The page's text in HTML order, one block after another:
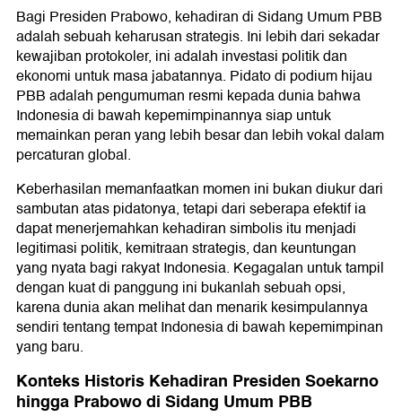
Bagi Presiden Prabowo, kehadiran di Sidang Umum PBB
adalah sebuah keharusan strategis. Ini lebih dari sekadar
kewajiban protokoler, ini adalah investasi politik dan
ekonomi untuk masa jabatannya. Pidato di podium hijau
PBB adalah pengumuman resmi kepada dunia bahwa
Indonesia di bawah kepemimpinannya siap untuk
memainkan peran yang lebih besar dan lebih vokal dalam
percaturan global.
Keberhasilan memanfaatkan momen ini bukan diukur dari
sambutan atas pidatonya, tetapi dari seberapa efektif ia
dapat menerjemahkan kehadiran simbolis itu menjadi
legitimasi politik, kemitraan strategis, dan keuntungan
yang nyata bagi rakyat Indonesia. Kegagalan untuk tampil
dengan kuat di panggung ini bukanlah sebuah opsi,
karena dunia akan melihat dan menarik kesimpulannya
sendiri tentang tempat Indonesia di bawah kepemimpinan
yang baru.
Konteks Historis Kehadiran Presiden Soekarno
hingga Prabowo di Sidang Umum PBB